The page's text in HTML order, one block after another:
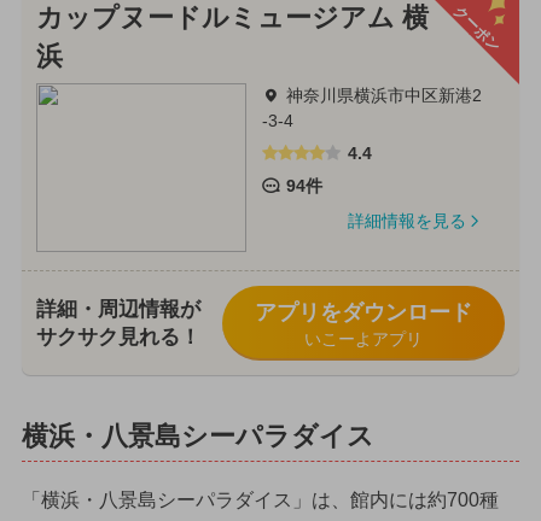
クーポン
カップヌードルミュージアム 横
浜
神奈川県横浜市中区新港2
-3-4
4.4
94件
詳細情報を見る
詳細・周辺情報が
サクサク見れる！
アプリをダウンロード
いこーよアプリ
横浜・八景島シーパラダイス
「横浜・八景島シーパラダイス」は、館内には約700種